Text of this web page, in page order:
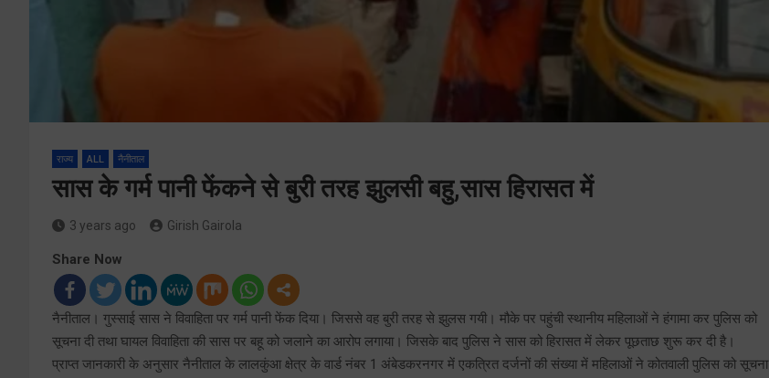
राज्य ALL नैनीताल
सास के गर्म पानी फेंकने से बुरी तरह झुलसी बहु,सास हिरासत में
3 years ago Girish Gairola
Share Now
नैनीताल। गुस्साई सास ने विवाहिता पर गर्म पानी फेंक दिया। जिससे वह बुरी तरह से झुलस गयी। मौके पर पहुंची स्थानीय महिलाओं ने हंगामा कर पुलिस को
सूचना दी तथा घायल विवाहिता की सास पर बहू को जलाने का आरोप लगाया। जिसके बाद पुलिस ने सास को हिरासत में लेकर पूछताछ शुरू कर दी है।
प्राप्त जानकारी के अनुसार नैनीताल के लालकुंआ क्षेत्र के वार्ड नंबर 1 अंबेडकरनगर में एकत्रित दर्जनों की संख्या में महिलाओं ने कोतवाली पुलिस को सूचना